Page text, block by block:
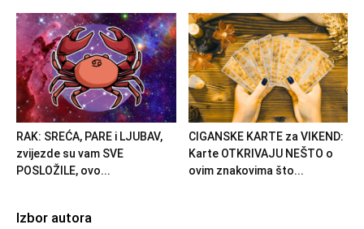
RAK: SREĆA, PARE i LJUBAV,
zvijezde su vam SVE
POSLOŽILE, ovo...
CIGANSKE KARTE za VIKEND:
Karte OTKRIVAJU NEŠTO o
ovim znakovima što...
Izbor autora